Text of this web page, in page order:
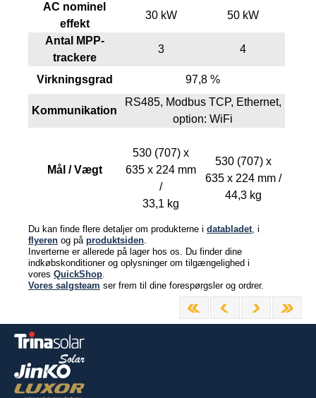
AC nominel
effekt
30 kW 50 kW
Antal MPP-
trackere
3 4
Virkningsgrad 97,8 %
Kommunikation
RS485, Modbus TCP, Ethernet,
option: WiFi
Mål / Vægt
530 (707) x
635 x 224 mm
/
33,1 kg
530 (707) x
635 x 224 mm /
44,3 kg
Du kan finde flere detaljer om produkterne i databladet, i
flyeren og på produktsiden.
Inverterne er allerede på lager hos os. Du finder dine
indkøbskonditioner og oplysninger om tilgængelighed i
vores QuickShop.
Vores salgsteam ser frem til dine forespørgsler og ordrer.